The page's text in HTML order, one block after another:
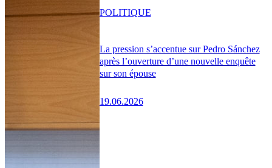
La pression s’accentue sur Pedro Sánchez
après l’ouverture d’une nouvelle enquête
sur son épouse
19.06.2026
POLITIQUE